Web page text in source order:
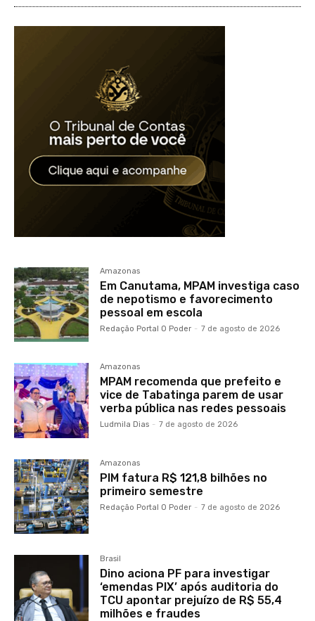
Amazonas
Em Canutama, MPAM investiga caso
de nepotismo e favorecimento
pessoal em escola
Redação Portal O Poder - 7 de agosto de 2026
Amazonas
MPAM recomenda que prefeito e
vice de Tabatinga parem de usar
verba pública nas redes pessoais
Ludmila Dias - 7 de agosto de 2026
Amazonas
PIM fatura R$ 121,8 bilhões no
primeiro semestre
Redação Portal O Poder - 7 de agosto de 2026
Brasil
Dino aciona PF para investigar
‘emendas PIX’ após auditoria do
TCU apontar prejuízo de R$ 55,4
milhões e fraudes